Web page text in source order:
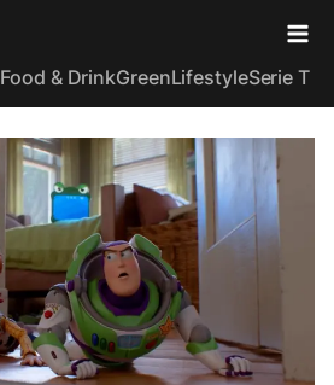
Food & DrinkGreenLifestyleSerie TV